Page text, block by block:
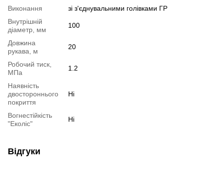
Виконання
зі з'єднувальними голівками ГР
Внутрішній
діаметр, мм
100
Довжина
рукава, м
20
Робочий тиск,
МПа
1.2
Наявність
двостороннього
покриття
Ні
Вогнестійкість
"Еколіс"
Ні
Відгуки